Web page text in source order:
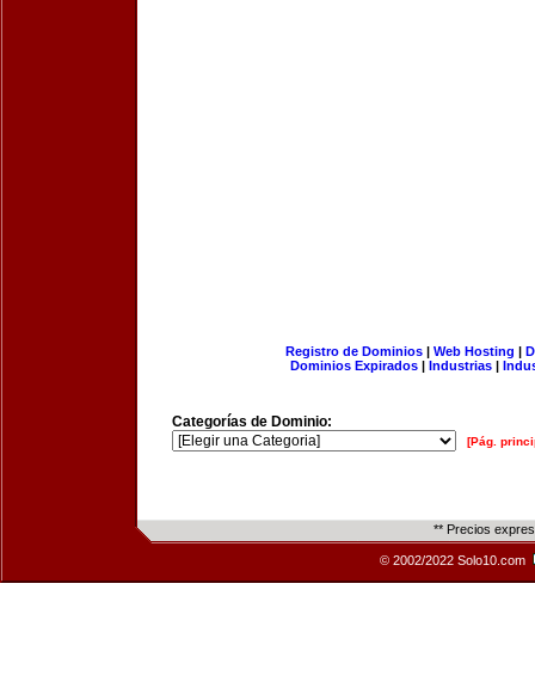
Registro de Dominios| Web Hosting |
Dominios Expirados | Industrias |
Categorías de Dominio:
[Pág.
** Precios
© 2002/2022 Solo10.com